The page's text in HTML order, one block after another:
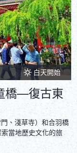
白天開始
橋—復古東
、淺草寺）和合羽橋
當地歷史文化的旅